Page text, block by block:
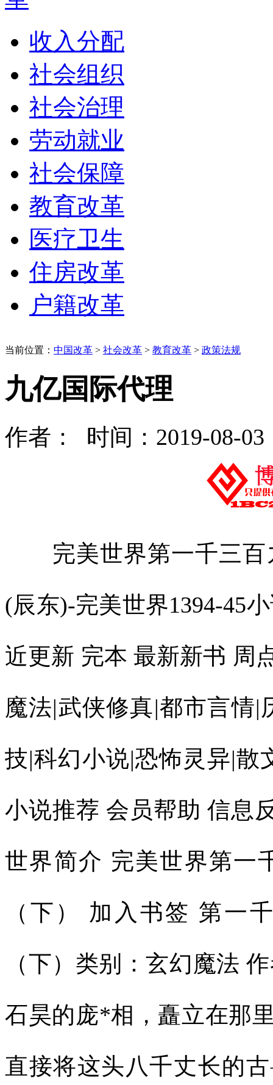
收入分配
社会组织
社会治理
劳动就业
社会保障
教育改革
医疗卫生
住房改革
户籍改革
当前位置： 中国改革 > 社会改革 > 教育改革 > 政策法规
九亿国际代理
作者： 时间：2019-08-03
完美世界第一千三百
(辰东)-完美世界1394-45
近更新 完本 最新新书 周
魔法|武侠修真|都市言情
技|科幻小说|恐怖灵异|散
小说推荐 会员帮助 信息
世界简介 完美世界第一
（下） 加入书签 第一
（下）类别：玄幻魔法
石昊的庞*相，矗立在那
直接将这头八千丈长的